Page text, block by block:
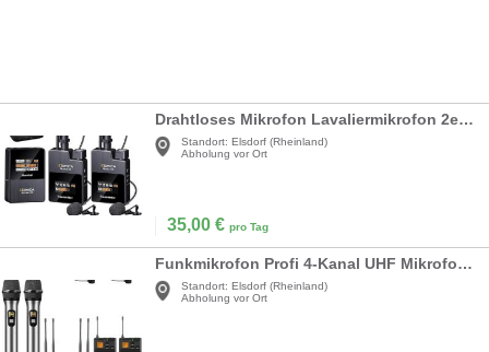
Drahtloses Mikrofon Lavaliermikrofon 2er Set anstecken an Kleidung Hände frei bei Gesang/Gespräch
Standort: Elsdorf (Rheinland)
Abholung vor Ort
35,00 € pro Tag
Funkmikrofon Profi 4-Kanal UHF Mikrofon Funkset 2 x Handmikrofon 2 x Bodypack Sender 2 x Headset
Standort: Elsdorf (Rheinland)
Abholung vor Ort